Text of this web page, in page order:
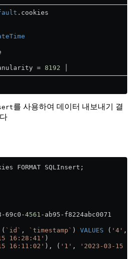
.cookies
= 8192
를 사용하여 데이터 내보내기 결
FORMAT SQLInsert;
-69c0 -4561 - ab95 - f8224abc0071
( `id` , `timestamp` ) VALUES ( '4' ,
16:28:41' )
16:11:02' ), ( '1' ,
'2023-03-15